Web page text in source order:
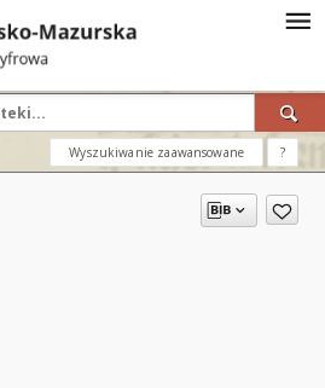
Wyszukiwanie zaawansowane ?